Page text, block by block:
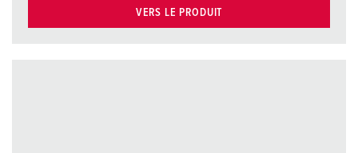
VERS LE PRODUIT